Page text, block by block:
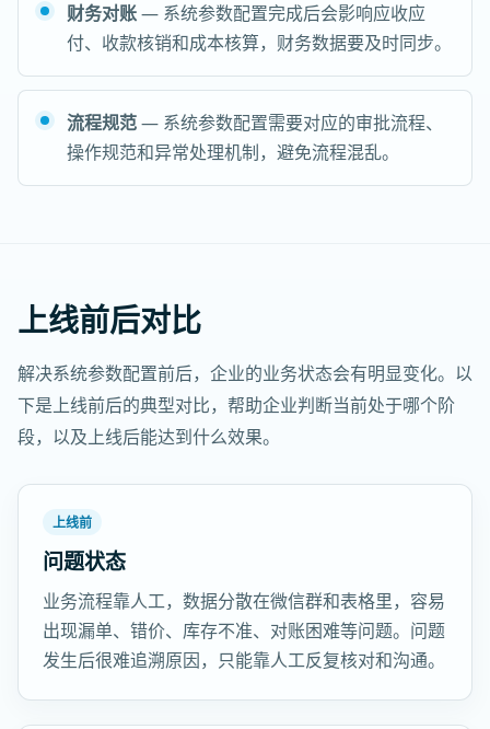
财务对账— 系统参数配置完成后会影响应收应
付、收款核销和成本核算，财务数据要及时同步。
流程规范— 系统参数配置需要对应的审批流程、
操作规范和异常处理机制，避免流程混乱。
上线前后对比
解决系统参数配置前后，企业的业务状态会有明显变化。以
下是上线前后的典型对比，帮助企业判断当前处于哪个阶
段，以及上线后能达到什么效果。
上线前
问题状态
业务流程靠人工，数据分散在微信群和表格里，容易
出现漏单、错价、库存不准、对账困难等问题。问题
发生后很难追溯原因，只能靠人工反复核对和沟通。